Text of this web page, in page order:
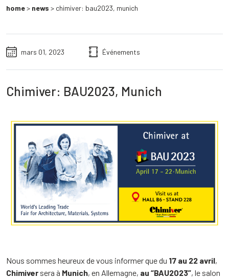
home> news > chimiver: bau2023, munich
mars 01, 2023 Événements
Chimiver: BAU2023, Munich
Nous sommes heureux de vous informer que du 17 au 22 avril,
Chimiver sera à Munich, en Allemagne, au “BAU2023”, le salon